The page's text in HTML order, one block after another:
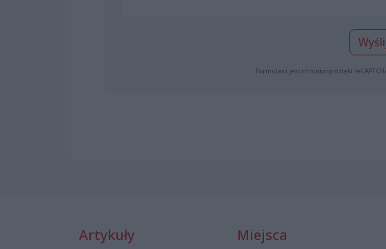
Formularz jest chroniony dzięki
Artykuły Miejsca